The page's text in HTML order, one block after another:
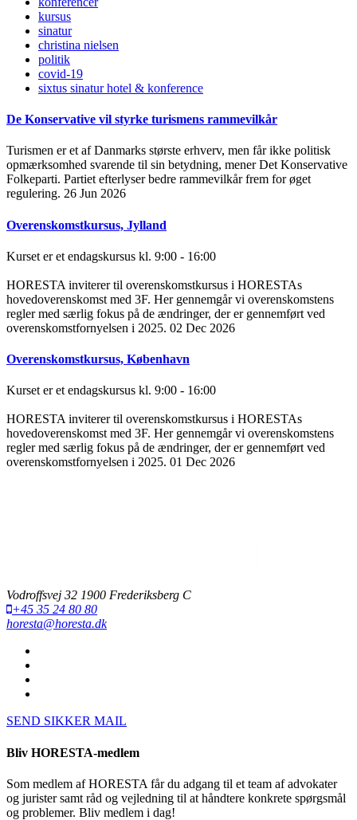
kursus
sinatur
christina nielsen
politik
covid-19
sixtus sinatur hotel & konference
De Konservative vil styrke turismens rammevilkår
Turismen er et af Danmarks største erhverv, men får ikke politisk
opmærksomhed svarende til sin betydning, mener Det Konservative
Folkeparti. Partiet efterlyser bedre rammevilkår frem for øget
regulering. 26 Jun 2026
Overenskomstkursus, Jylland
Kurset er et endagskursus kl. 9:00 - 16:00
HORESTA inviterer til overenskomstkursus i HORESTAs
hovedoverenskomst med 3F. Her gennemgår vi overenskomstens
regler med særlig fokus på de ændringer, der er gennemført ved
overenskomstfornyelsen i 2025. 02 Dec 2026
Overenskomstkursus, København
Kurset er et endagskursus kl. 9:00 - 16:00
HORESTA inviterer til overenskomstkursus i HORESTAs
hovedoverenskomst med 3F. Her gennemgår vi overenskomstens
regler med særlig fokus på de ændringer, der er gennemført ved
overenskomstfornyelsen i 2025. 01 Dec 2026
Vodroffsvej 32 1900 Frederiksberg C
+45 35 24 80 80
horesta@horesta.dk
SEND SIKKER MAIL
Bliv HORESTA-medlem
Som medlem af HORESTA får du adgang til et team af advokater
og jurister samt råd og vejledning til at håndtere konkrete spørgsmål
og problemer. Bliv medlem i dag!